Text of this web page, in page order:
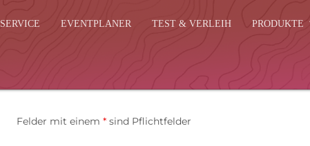
SERVICE EVENTPLANER TEST & VERLEIH PRODUKTE
Felder mit einem *sind Pflichtfelder